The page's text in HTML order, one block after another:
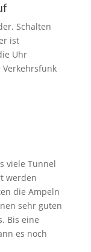
Schalten
ist
Uhr
viele Tunnel
werden
die Ampeln
sehr guten
Bis eine
es noch